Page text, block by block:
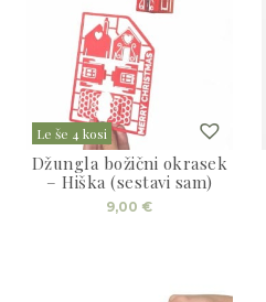
Le še 4 kosi
Džungla božični okrasek
– Hiška (sestavi sam)
9,00 €